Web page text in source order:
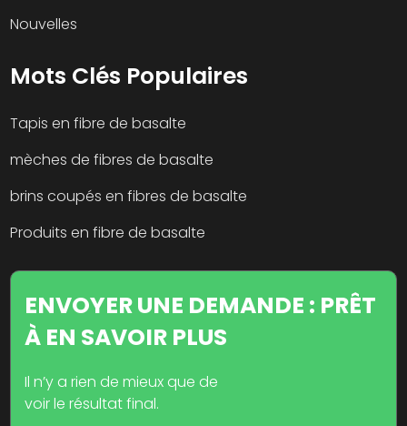
Nouvelles
Mots Clés Populaires
Tapis en fibre de basalte
mèches de fibres de basalte
brins coupés en fibres de basalte
Produits en fibre de basalte
ENVOYER UNE DEMANDE : PRÊT
À EN SAVOIR PLUS
Il n’y a rien de mieux que de
voir le résultat final.